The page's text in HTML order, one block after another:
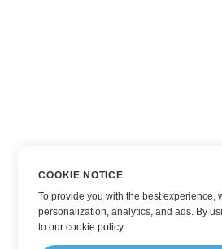
COOKIE NOTICE
To provide you with the best experience,
personalization, analytics, and ads. By
toour cookie policy.